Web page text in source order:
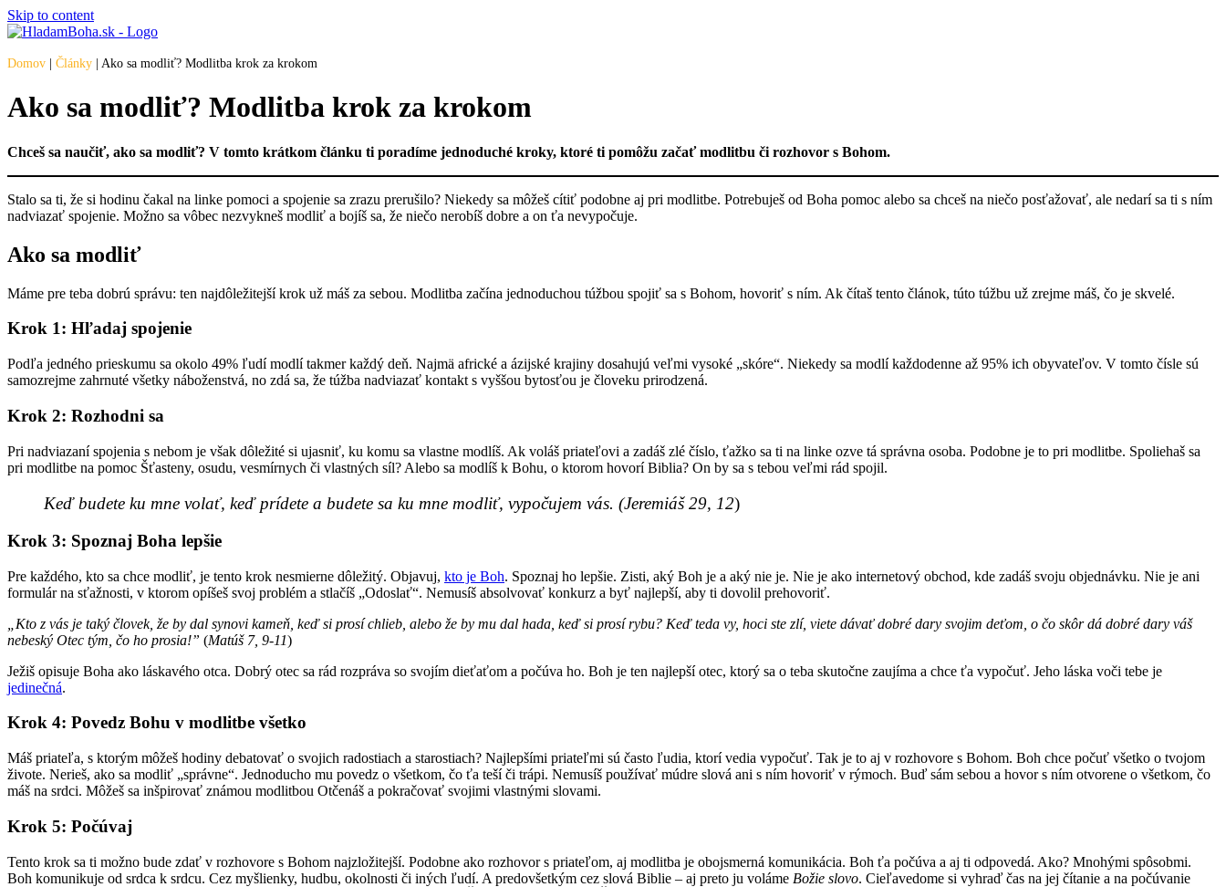
Skip to content
Domov Články Ako sa modliť? Modlitba krok za krokom
Ako sa modliť? Modlitba krok za krokom
Chceš sa naučiť, ako sa modliť? V tomto krátkom článku ti poradíme jednoduché kroky, ktoré ti pomôžu začať modlitbu či rozhovor s Bohom.
Stalo sa ti, že si hodinu čakal na linke pomoci a spojenie sa zrazu prerušilo? Niekedy sa môžeš cítiť podobne aj pri modlitbe. Potrebuješ od Boha pomoc alebo sa chceš na niečo posťažovať, ale nedarí sa ti s ním
nadviazať spojenie. Možno sa vôbec nezvykneš modliť a bojíš sa, že niečo nerobíš dobre a on ťa nevypočuje.
Ako sa modliť
Máme pre teba dobrú správu: ten najdôležitejší krok už máš za sebou. Modlitba začína jednoduchou túžbou spojiť sa s Bohom, hovoriť s ním. Ak čítaš tento článok, túto túžbu už zrejme máš, čo je skvelé.
Krok 1: Hľadaj spojenie
Podľa jedného prieskumu sa okolo 49% ľudí modlí takmer každý deň. Najmä africké a ázijské krajiny dosahujú veľmi vysoké „skóre“. Niekedy sa modlí každodenne až 95% ich obyvateľov. V tomto čísle sú
samozrejme zahrnuté všetky náboženstvá, no zdá sa, že túžba nadviazať kontakt s vyššou bytosťou je človeku prirodzená.
Krok 2: Rozhodni sa
Pri nadviazaní spojenia s nebom je však dôležité si ujasniť, ku komu sa vlastne modlíš. Ak voláš priateľovi a zadáš zlé číslo, ťažko sa ti na linke ozve tá správna osoba. Podobne je to pri modlitbe. Spoliehaš sa
pri modlitbe na pomoc Šťasteny, osudu, vesmírnych či vlastných síl? Alebo sa modlíš k Bohu, o ktorom hovorí Biblia? On by sa s tebou veľmi rád spojil.
Keď budete ku mne volať, keď prídete a budete sa ku mne modliť, vypočujem vás. (Jeremiáš 29, 12)
Krok 3: Spoznaj Boha lepšie
Pre každého, kto sa chce modliť, je tento krok nesmierne dôležitý. Objavuj, kto je Boh. Spoznaj ho lepšie. Zisti, aký Boh je a aký nie je. Nie je ako internetový obchod, kde zadáš svoju objednávku. Nie je ani
formulár na sťažnosti, v ktorom opíšeš svoj problém a stlačíš „Odoslať“. Nemusíš absolvovať konkurz a byť najlepší, aby ti dovolil prehovoriť.
„Kto z vás je taký človek, že by dal synovi kameň, keď si prosí chlieb, alebo že by mu dal hada, keď si prosí rybu? Keď teda vy, hoci ste zlí, viete dávať dobré dary svojim deťom, o čo skôr dá dobré dary váš
nebeský Otec tým, čo ho prosia!” (Matúš 7, 9-11)
Ježiš opisuje Boha ako láskavého otca. Dobrý otec sa rád rozpráva so svojím dieťaťom a počúva ho. Boh je ten najlepší otec, ktorý sa o teba skutočne zaujíma a chce ťa vypočuť. Jeho láska voči tebe je
jedinečná.
Krok 4: Povedz Bohu v modlitbe všetko
Máš priateľa, s ktorým môžeš hodiny debatovať o svojich radostiach a starostiach? Najlepšími priateľmi sú často ľudia, ktorí vedia vypočuť. Tak je to aj v rozhovore s Bohom. Boh chce počuť všetko o tvojom
živote. Nerieš, ako sa modliť „správne“. Jednoducho mu povedz o všetkom, čo ťa teší či trápi. Nemusíš používať múdre slová ani s ním hovoriť v rýmoch. Buď sám sebou a hovor s ním otvorene o všetkom, čo
máš na srdci. Môžeš sa inšpirovať známou modlitbou Otčenáš a pokračovať svojimi vlastnými slovami.
Krok 5: Počúvaj
Tento krok sa ti možno bude zdať v rozhovore s Bohom najzložitejší. Podobne ako rozhovor s priateľom, aj modlitba je obojsmerná komunikácia. Boh ťa počúva a aj ti odpovedá. Ako? Mnohými spôsobmi.
Boh komunikuje od srdca k srdcu. Cez myšlienky, hudbu, okolnosti či iných ľudí. A predovšetkým cez slová Biblie – aj preto ju voláme Božie slovo. Cieľavedome si vyhraď čas na jej čítanie a na počúvanie